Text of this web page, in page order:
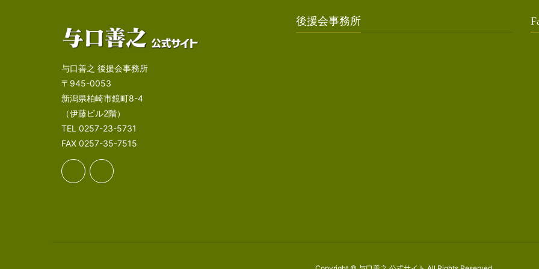
与口善之 後援会事務所
〒945-0053
新潟県柏崎市鏡町8-4
（伊藤ビル2階）
TEL 0257-23-5731
FAX 0257-35-7515
後援会事務所